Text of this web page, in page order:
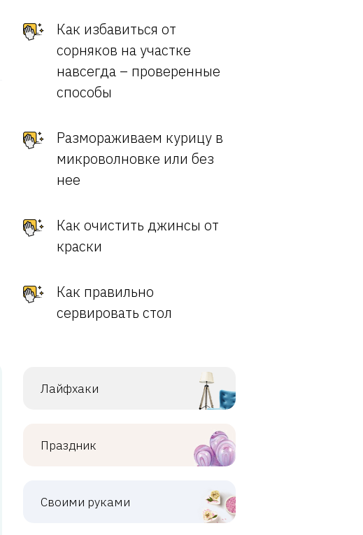
Как избавиться от
сорняков на участке
навсегда – проверенные
способы
Размораживаем курицу в
микроволновке или без
нее
Как очистить джинсы от
краски
Как правильно
сервировать стол
Лайфхаки
Праздник
Своими руками